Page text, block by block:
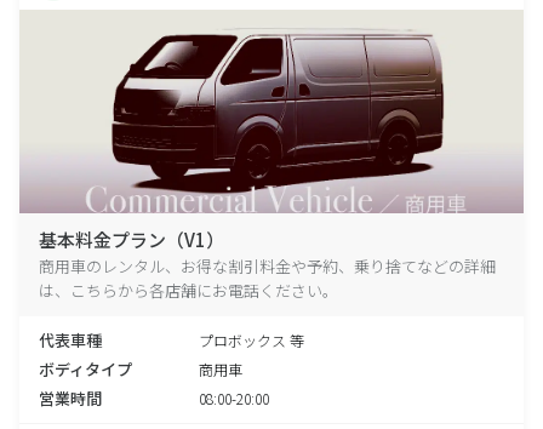
基本料金プラン（V1）
商用車のレンタル、お得な割引料金や予約、乗り捨てなどの詳細
は、こちらから各店舗にお電話ください。
代表車種 プロボックス 等
ボディタイプ 商用車
営業時間 08:00-20:00